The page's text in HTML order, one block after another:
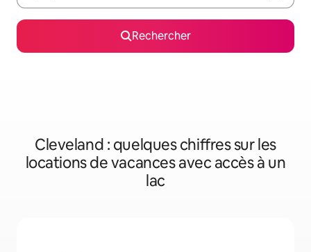
Rechercher
Cleveland : quelques chiffres sur les
locations de vacances avec accès à un
lac